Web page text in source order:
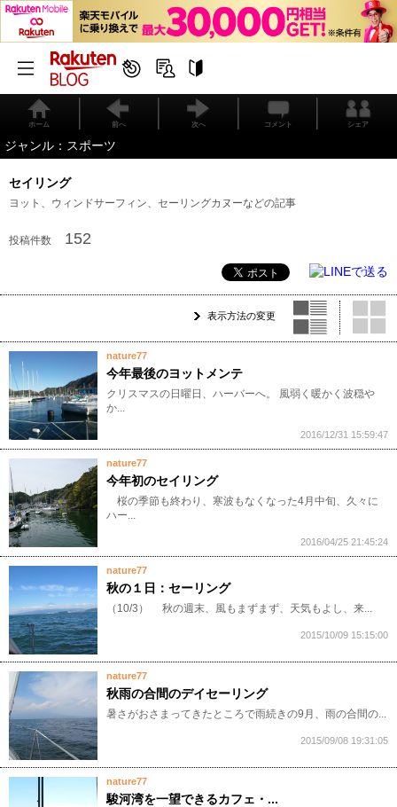
ホーム 前へ 次へ コメント シェア
ジャンル：スポーツ
セイリング
ヨット、ウィンドサーフィン、セーリングカヌーなどの記事
投稿件数 152
表示方法の変更
nature77
今年最後のヨットメンテ
クリスマスの日曜日、ハーバーへ。 風弱く暖かく波穏や
か...
2016/12/31 15:59:47
nature77
今年初のセイリング
桜の季節も終わり、寒波もなくなった4月中旬、久々に
ハー...
2016/04/25 21:45:24
nature77
秋の１日：セーリング
（10/3） 秋の週末、風もまずまず、天気もよし、来...
2015/10/09 15:15:00
nature77
秋雨の合間のデイセーリング
暑さがおさまってきたところで雨続きの9月、雨の合間の...
2015/09/08 19:31:05
nature77
駿河湾を一望できるカフェ・...